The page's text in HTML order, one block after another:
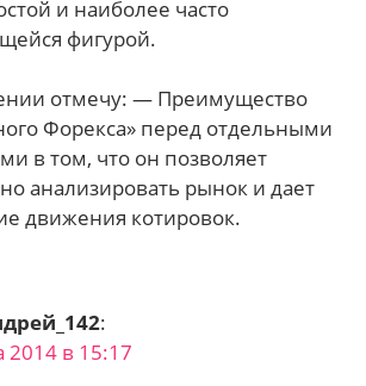
и наиболее часто
фигурой.
отмечу: — Преимущество
Форекса» перед отдельными
в том, что он позволяет
анализировать рынок и дает
движения котировок.
:
2014 в 15:17